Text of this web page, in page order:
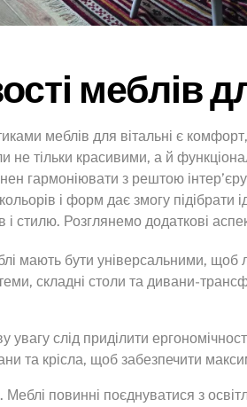
меблів
меблів для вітальні є комфорт,
не тільки красивими, а й
гармоніювати з рештою
і форм дає змогу підібрати
і стилю. Розглянемо додаткові
мають бути універсальними, щоб
складні столи та дивани-
увагу слід приділити
та крісла, щоб забезпечити
Меблі повинні поєднуватися з